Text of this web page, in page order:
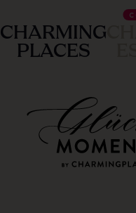
CHARMING
PLACES